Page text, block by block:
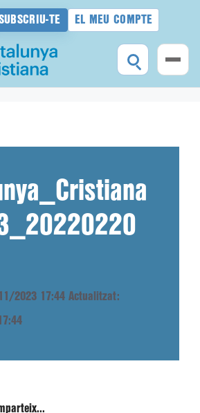
TE EL MEU COMPTE
2023 17:44 Actualitzat: